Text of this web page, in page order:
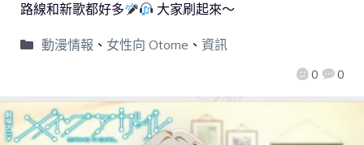
0 0
路線和新歌都好多 大家刷起來～
動漫情報 、 女性向 Otome 、 資訊